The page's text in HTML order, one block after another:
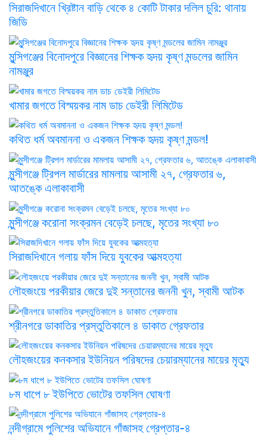
সিরাজদিখানে খ্রিষ্টান বাড়ি থেকে ৪ কোটি টাকার দলিল চুরি: থানায়
জিডি
মুন্সিগঞ্জের বিনোদপুরে বিজ্ঞানের শিক্ষক হৃদয় কৃষ্ণ মন্ডলের জামিন
নামঞ্জুর
খামার জগতে বিস্ময়কর নাম ডাচ ডেইরী লিমিটেড
কথিত ধর্ম অবমাননা ও একজন শিক্ষক হৃদয় কৃষ্ণ মন্ডল!
মুন্সীগঞ্জে ট্রিপল মার্ডারের মামলায় আসামী ২৭, গ্রেফতার ৬,
আতঙ্কে এলাকাবাসী
মুন্সীগঞ্জে করোনা সংক্রমন বেড়েই চলছে, মৃতের সংখ্যা ৮০
সিরাজদিখানে গলায় ফাঁস দিয়ে যুবকের আত্মহত্যা
লৌহজংয়ে পরকীয়ার জেরে দুই সন্তানের জননী খুন, স্বামী আটক
শ্রীনগরে ডাকাতির প্রস্তুতিকালে ৪ ডাকাত গ্রেফতার
লৌহজংয়ের কনকসার ইউনিয়ন পরিষদের চেয়ারম্যানের মায়ের মৃত্যু
৮ম ধাপে ৮ ইউপিতে ভোটের তফসিল ঘোষণা
নন্দীগ্রামে পুলিশের অভিযানে গাঁজাসহ গ্রেপ্তার-৪